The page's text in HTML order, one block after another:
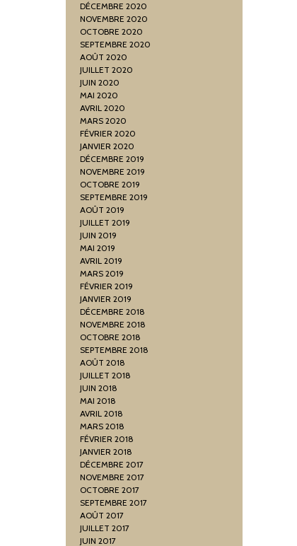
DÉCEMBRE 2020
NOVEMBRE 2020
OCTOBRE 2020
SEPTEMBRE 2020
AOÛT 2020
JUILLET 2020
JUIN 2020
MAI 2020
AVRIL 2020
MARS 2020
FÉVRIER 2020
JANVIER 2020
DÉCEMBRE 2019
NOVEMBRE 2019
OCTOBRE 2019
SEPTEMBRE 2019
AOÛT 2019
JUILLET 2019
JUIN 2019
MAI 2019
AVRIL 2019
MARS 2019
FÉVRIER 2019
JANVIER 2019
DÉCEMBRE 2018
NOVEMBRE 2018
OCTOBRE 2018
SEPTEMBRE 2018
AOÛT 2018
JUILLET 2018
JUIN 2018
MAI 2018
AVRIL 2018
MARS 2018
FÉVRIER 2018
JANVIER 2018
DÉCEMBRE 2017
NOVEMBRE 2017
OCTOBRE 2017
SEPTEMBRE 2017
AOÛT 2017
JUILLET 2017
JUIN 2017